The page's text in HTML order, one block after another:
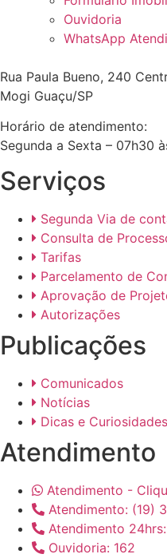
Ouvidoria
WhatsApp
Rua Paula Bueno, 240
Mogi Guaçu/SP
Horário de atendimento:
Segunda a Sexta – 07h30
Serviços
Segunda Via de
Consulta de
Tarifas
Parcelamento de
Aprovação de
Autorizações
Publicações
Comunicados
Notícias
Dicas e Curiosidades
Atendimento
Atendimento -
Atendimento: (19)
Atendimento
Ouvidoria: 162